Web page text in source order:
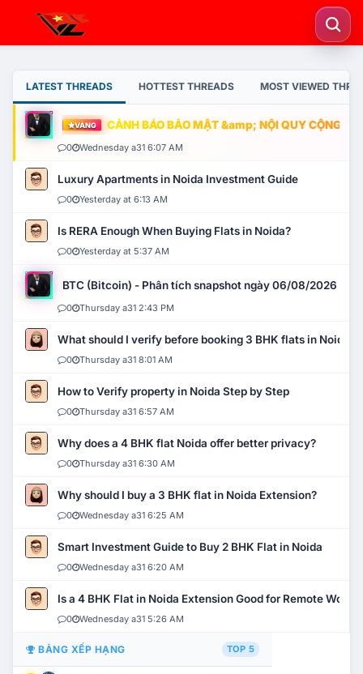
LATEST THREADS HOTTEST THREADS MOST VIEWED
VÀNG CẢNH BÁO BẢO MẬT &amp; NỘI QUY CỘNG
0 Wednesday a31 6:07 AM
Luxury Apartments in Noida Investment Guide
0 Yesterday at 6:13 AM
Is RERA Enough When Buying Flats in Noida?
0 Yesterday at 5:37 AM
BTC (Bitcoin) - Phân tích snapshot ngày 06/08/2026
0 Thursday a31 2:43 PM
What should I verify before booking 3 BHK flats in Noida?
0 Thursday a31 8:01 AM
How to Verify property in Noida Step by Step
0 Thursday a31 6:57 AM
Why does a 4 BHK flat Noida offer better privacy?
0 Thursday a31 6:30 AM
Why should I buy a 3 BHK flat in Noida Extension?
0 Wednesday a31 6:25 AM
Smart Investment Guide to Buy 2 BHK Flat in Noida
0 Wednesday a31 6:20 AM
Is a 4 BHK Flat in Noida Extension Good for Remote Work?
0 Wednesday a31 5:26 AM
BẢNG XẾP HẠNG TOP 5